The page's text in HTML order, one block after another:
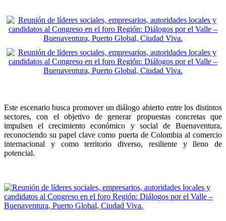
Este escenario busca promover un diálogo abierto entre los distintos
sectores, con el objetivo de generar propuestas concretas que
impulsen el crecimiento económico y social de Buenaventura,
reconociendo su papel clave como puerta de Colombia al comercio
internacional y como territorio diverso, resiliente y lleno de
potencial.